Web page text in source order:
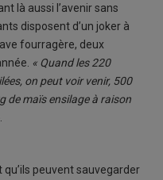
là aussi l’avenir sans
disposent d’un joker à
fourragère, deux
« Quand les 220
on peut voir venir, 500
de maïs ensilage à raison
peuvent sauvegarder